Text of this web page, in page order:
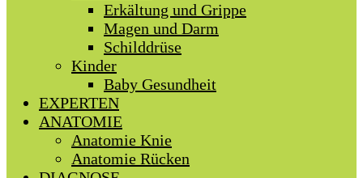
Erkältung und Grippe
Magen und Darm
Schilddrüse
Kinder
Baby Gesundheit
EXPERTEN
ANATOMIE
Anatomie Knie
Anatomie Rücken